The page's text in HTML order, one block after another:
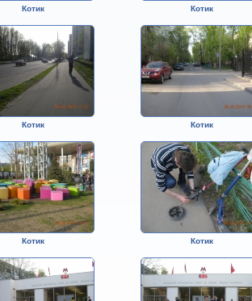
Котик Котик
Котик Котик
Котик Котик